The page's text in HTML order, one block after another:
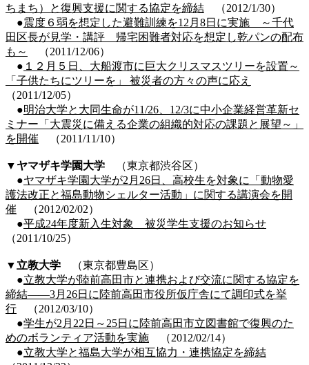
ちまち）と復興支援に関する協定を締結 （2012/1/30）
●震度６弱を想定した避難訓練を12月8日に実施 ～千代
田区長が見学・講評 帰宅困難者対応を想定し乾パンの配布
も～
（2011/12/06）
● １２月５日、大船渡市に巨大クリスマスツリーを設置～
「子供たちにツリーを」 被災者の方々の声に応え
（2011/12/05）
●明治大学と大同生命が11/26、12/3に中小企業経営革新セ
ミナー「大震災に備える企業の組織的対応の課題と展望～」
を開催 （2011/11/10）
▼ヤマザキ学園大学 （東京都渋谷区）
●ヤマザキ学園大学が2月26日、高校生を対象に「動物愛
護法改正と福島動物シェルター活動」に関する講演会を開
催 （2012/02/02）
●平成24年度新入生対象 被災学生支援のお知らせ
（2011/10/25）
▼ 立教大学
（東京都豊島区）
●立教大学が陸前高田市と連携および交流に関する協定を
締結――3月26日に陸前高田市役所仮庁舎にて調印式を挙
行 （2012/03/10）
●学生が2月22日～25日に陸前高田市立図書館で復興のた
めのボランティア活動を実施 （2012/02/14）
●立教大学と福島大学が相互協力・連携協定を締結